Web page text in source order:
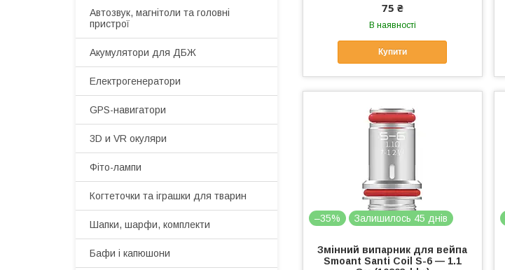
75 ₴
В наявності
Купити
–35% Залишилось 45 днів
Змінний випарник для вейпа
Smoant Santi Coil S-6 — 1.1
Автозвук, магнітоли та головні
пристрої
Акумулятори для ДБЖ
Електрогенератори
GPS-навигатори
3D и VR окуляри
Фіто-лампи
Когтеточки та іграшки для тварин
Шапки, шарфи, комплекти
Бафи і капюшони